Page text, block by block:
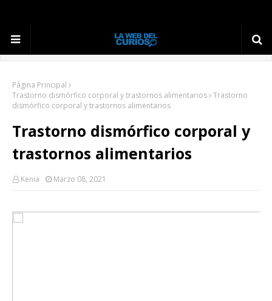
Página Principal
Trastorno dismórfico corporal y trastornos alimentarios Trastorno
dismórfico corporal y trastornos alimentarios
Trastorno dismórfico corporal y
trastornos alimentarios
Kenia Marzo 08, 2021